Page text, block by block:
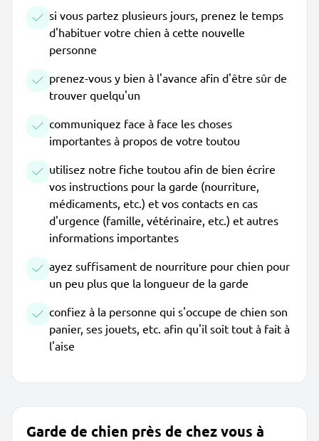
si vous partez plusieurs jours, prenez le temps
d'habituer votre chien à cette nouvelle
personne
prenez-vous y bien à l'avance afin d'être sûr de
trouver quelqu'un
communiquez face à face les choses
importantes à propos de votre toutou
utilisez notre fiche toutou afin de bien écrire
vos instructions pour la garde (nourriture,
médicaments, etc.) et vos contacts en cas
d'urgence (famille, vétérinaire, etc.) et autres
informations importantes
ayez suffisament de nourriture pour chien pour
un peu plus que la longueur de la garde
confiez à la personne qui s'occupe de chien son
panier, ses jouets, etc. afin qu'il soit tout à fait à
l'aise
Garde de chien près de chez vous à